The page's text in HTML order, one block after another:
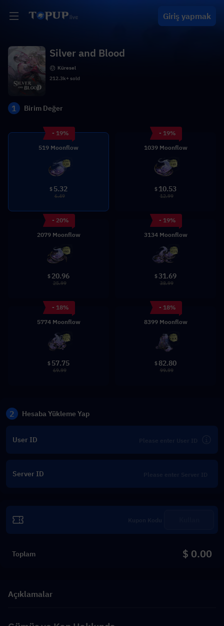
Giriş yapmak
Silver and Blood
Küresel
212.3k+ sold
1 Birim Değer
- 19%
519 Moonflow
$ 5.32
6.49
- 19%
1039 Moonflow
$ 10.53
12.99
- 20%
2079 Moonflow
$ 20.96
25.99
- 19%
3134 Moonflow
$31.69
38.99
- 18%
5774 Moonflow
$ 57.75
69.99
- 18%
8399 Moonflow
$ 82.80
99.99
2 Hesaba Yükleme Yap
User ID
Server ID
Toplam $ 0.00
Açıklamalar